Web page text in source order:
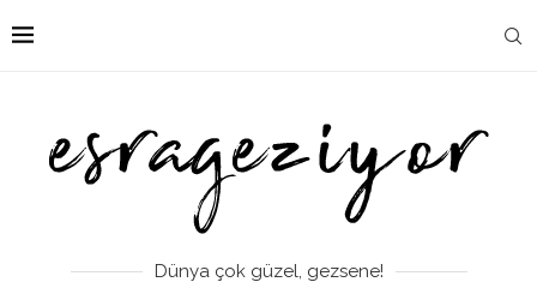
Dünya çok güzel, gezsene!